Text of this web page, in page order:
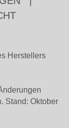
Herstellers
Stand: Oktober